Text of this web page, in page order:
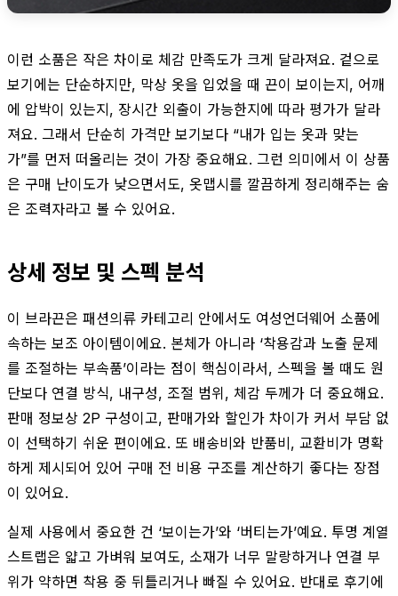
이런 소품은 작은 차이로 체감 만족도가 크게 달라져요. 겉으로
보기에는 단순하지만, 막상 옷을 입었을 때 끈이 보이는지, 어깨
에 압박이 있는지, 장시간 외출이 가능한지에 따라 평가가 달라
져요. 그래서 단순히 가격만 보기보다 “내가 입는 옷과 맞는
가”를 먼저 떠올리는 것이 가장 중요해요. 그런 의미에서 이 상품
은 구매 난이도가 낮으면서도, 옷맵시를 깔끔하게 정리해주는 숨
은 조력자라고 볼 수 있어요.
상세 정보 및 스펙 분석
이 브라끈은 패션의류 카테고리 안에서도 여성언더웨어 소품에
속하는 보조 아이템이에요. 본체가 아니라 ‘착용감과 노출 문제
를 조절하는 부속품’이라는 점이 핵심이라서, 스펙을 볼 때도 원
단보다 연결 방식, 내구성, 조절 범위, 체감 두께가 더 중요해요.
판매 정보상 2P 구성이고, 판매가와 할인가 차이가 커서 부담 없
이 선택하기 쉬운 편이에요. 또 배송비와 반품비, 교환비가 명확
하게 제시되어 있어 구매 전 비용 구조를 계산하기 좋다는 장점
이 있어요.
실제 사용에서 중요한 건 ‘보이는가’와 ‘버티는가’예요. 투명 계열
스트랩은 얇고 가벼워 보여도, 소재가 너무 말랑하거나 연결 부
위가 약하면 착용 중 뒤틀리거나 빠질 수 있어요. 반대로 후기에